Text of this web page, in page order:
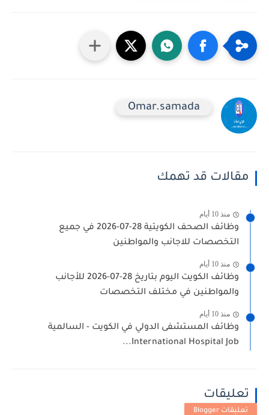
Omar.samada
مقالات قد تهمك
منذ 10 أيام
وظائف الصحف الكويتية 28-07-2026 في جميع
التخصصات للاجانب والمواطنين
منذ 10 أيام
وظائف الكويت اليوم بتاريخ 28-07-2026 للأجانب
والمواطنين في مختلف التخصصات
منذ 10 أيام
وظائف المستشفى الدولي في الكويت - السالمية
International Hospital Job...
تعليقات